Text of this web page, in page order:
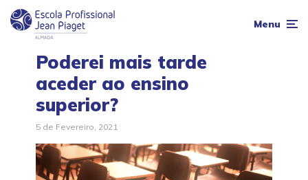
Menu
Poderei mais tarde
aceder ao ensino
superior?
5 de Fevereiro, 2021